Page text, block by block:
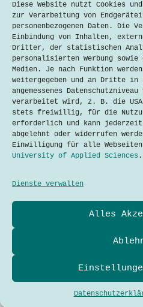
Diese Website nutzt Cookies
zur Verarbeitung von
personenbezogenen Daten. Die
Einbindung von Inhalten,
Dritter, der statistischen
personalisierten Werbung
Medien. Je nach Funktion
weitergegeben und an Dritte in
angemessenes
verarbeitet wird, z. B. die
stets freiwillig, für die
erforderlich und kann
abgelehnt oder widerrufen
Einwilligung für alle
University of Applied Sciences .
Dienste verwalten
Alles
Der Preis des VDI
München, Ober- und
gilt als einer der
Förderpreise im
Südbayern und
Ausgezeichnet werden
wissenschaftliche
Ingenieurinnen und
Kooperationspartner
der diesjährigen
15.11.2019 ist…
LesenMaurer
ist
die
bewegt
Datenschutzerklärung
Impressum
Cookies
und Technologie-Kommunikation
University of Applied
Hochschule München
Dachauer Str. 100a
80335 München
Copyright © 2026 -
TechTalkers Team